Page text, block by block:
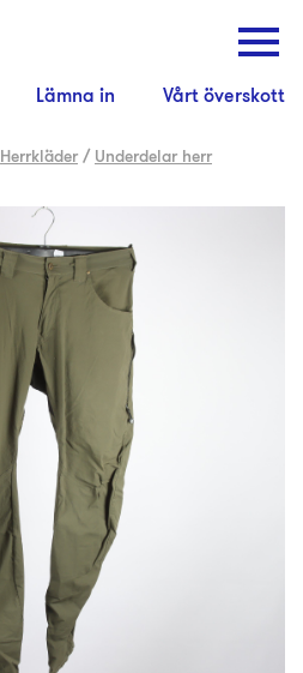
Lämna in Vårt överskott
Herrkläder / Underdelar herr